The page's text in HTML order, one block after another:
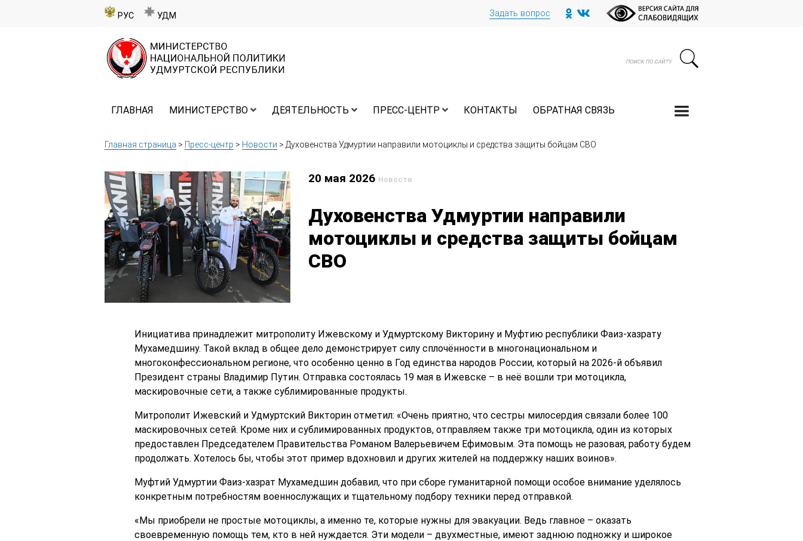
РУС УДМ Задать вопрос
ГЛАВНАЯ МИНИСТЕРСТВО ДЕЯТЕЛЬНОСТЬ ПРЕСС-ЦЕНТР КОНТАКТЫ ОБРАТНАЯ СВЯЗЬ
Главная страница > Пресс-центр > Новости > Духовенства Удмуртии направили мотоциклы и средства защиты бойцам СВО
20 мая 2026 Новости
Духовенства Удмуртии направили
мотоциклы и средства защиты бойцам
СВО
Инициатива принадлежит митрополиту Ижевскому и Удмуртскому Викторину и Муфтию республики Фаиз-хазрату
Мухамедшину. Такой вклад в общее дело демонстрирует силу сплочённости в многонациональном и
многоконфессиональном регионе, что особенно ценно в Год единства народов России, который на 2026-й объявил
Президент страны Владимир Путин. Отправка состоялась 19 мая в Ижевске – в неё вошли три мотоцикла,
маскировочные сети, а также сублимированные продукты.
Митрополит Ижевский и Удмуртский Викторин отметил: «Очень приятно, что сестры милосердия связали более 100
маскировочных сетей. Кроме них и сублимированных продуктов, отправляем также три мотоцикла, один из которых
предоставлен Председателем Правительства Романом Валерьевичем Ефимовым. Эта помощь не разовая, работу будем
продолжать. Хотелось бы, чтобы этот пример вдохновил и других жителей на поддержку наших воинов».
Муфтий Удмуртии Фаиз-хазрат Мухамедшин добавил, что при сборе гуманитарной помощи особое внимание уделялось
конкретным потребностям военнослужащих и тщательному подбору техники перед отправкой.
«Мы приобрели не простые мотоциклы, а именно те, которые нужны для эвакуации. Ведь главное – оказать
своевременную помощь тем, кто в ней нуждается. Эти модели – двухместные, имеют заднюю подножку и широкое